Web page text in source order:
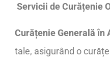
Servicii de Curățenie
Curățenie Generală în
tale, asigurând o